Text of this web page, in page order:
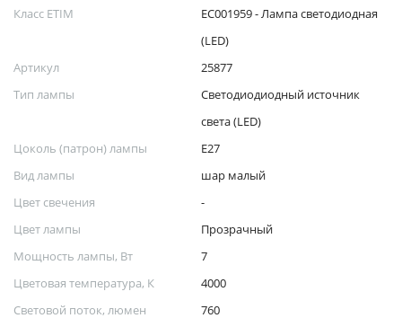
Класс ETIM
EC001959 - Лампа светодиодная
(LED)
Артикул
25877
Тип лампы
Светодиодиодный источник
света (LED)
Цоколь (патрон) лампы
Е27
Вид лампы
шар малый
Цвет свечения
-
Цвет лампы
Прозрачный
Мощность лампы, Вт
7
Цветовая температура, К
4000
Световой поток, люмен
760